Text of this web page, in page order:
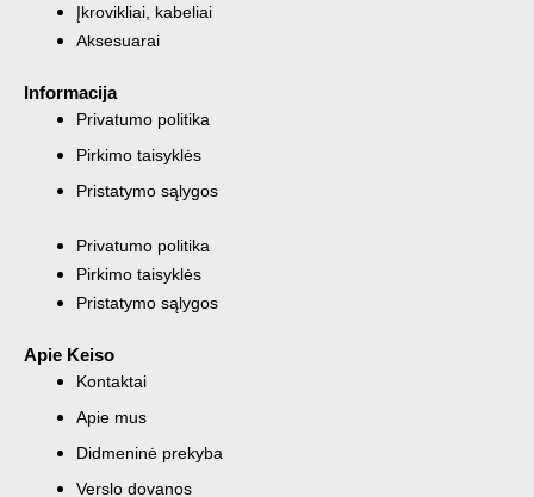
Įkrovikliai, kabeliai
Aksesuarai
Informacija
Privatumo politika
Pirkimo taisyklės
Pristatymo sąlygos
Privatumo politika
Pirkimo taisyklės
Pristatymo sąlygos
Apie Keiso
Kontaktai
Apie mus
Didmeninė prekyba
Verslo dovanos